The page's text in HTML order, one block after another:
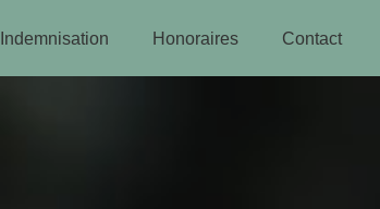
Indemnisation Honoraires Contact